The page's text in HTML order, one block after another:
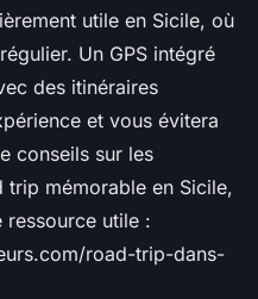
utile en Sicile, où
Un GPS intégré
des itinéraires
et vous évitera
conseils sur les
trip mémorable en Sicile,
utile :
road-trip-dans-